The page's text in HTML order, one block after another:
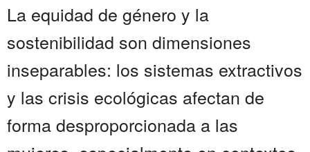
La equidad de género y la
sostenibilidad son dimensiones
inseparables: los sistemas extractivos
y las crisis ecológicas afectan de
forma desproporcionada a las